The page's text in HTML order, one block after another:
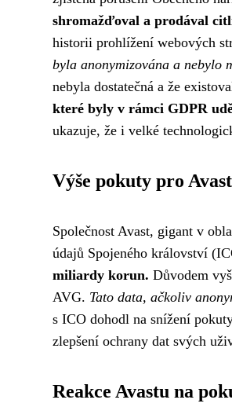
shromažďoval a prodával
historii prohlížení webových
byla anonymizována a nebylo
nebyla dostatečná a že
které byly v rámci GDPR
ukazuje, že i velké
Výše pokuty pro Avast
Společnost Avast, gigant v
údajů Spojeného království
miliardy korun. Důvodem
AVG. Tato data, ačkoliv
s ICO dohodl na snížení
zlepšení ochrany dat svých
Reakce Avastu na